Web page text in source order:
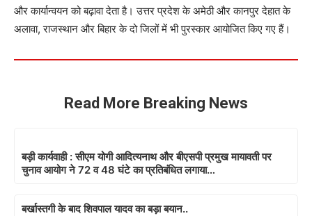
और कार्यान्वयन को बढ़ावा देता है। उत्तर प्रदेश के अमेठी और कानपुर देहात के
अलावा, राजस्थान और बिहार के दो जिलों में भी पुरस्कार आयोजित किए गए हैं।
Read More Breaking News
बड़ी कार्यवाही : सीएम योगी आदित्यनाथ और बीएसपी प्रमुख मायावती पर
चुनाव आयोग ने 72 व 48 घंटे का प्रतिबंधित लगाया…
बर्खास्तगी के बाद शिवपाल यादव का बड़ा बयान..